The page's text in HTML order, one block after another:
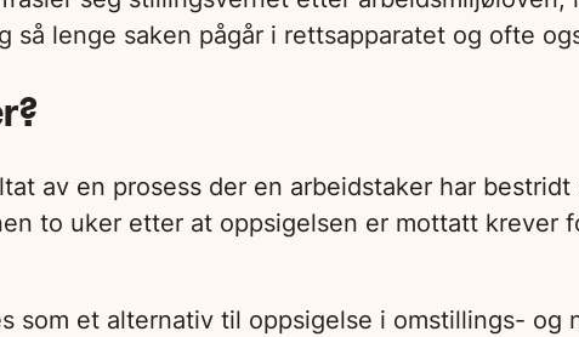
så lenge saken pågår i rettsapparatet og ofte
av en prosess der en arbeidstaker har
to uker etter at oppsigelsen er mottatt krever
som et alternativ til oppsigelse i omstillings- og